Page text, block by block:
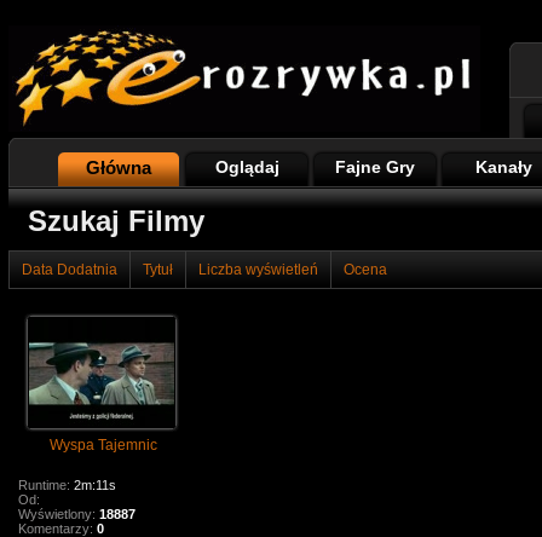
Główna Oglądaj Fajne Gry Kanały
Szukaj Filmy
Data Dodatnia Tytuł Liczba wyświetleń Ocena
Wyspa Tajemnic
Runtime: 2m:11s
Od:
Wyświetlony: 18887
Komentarzy: 0